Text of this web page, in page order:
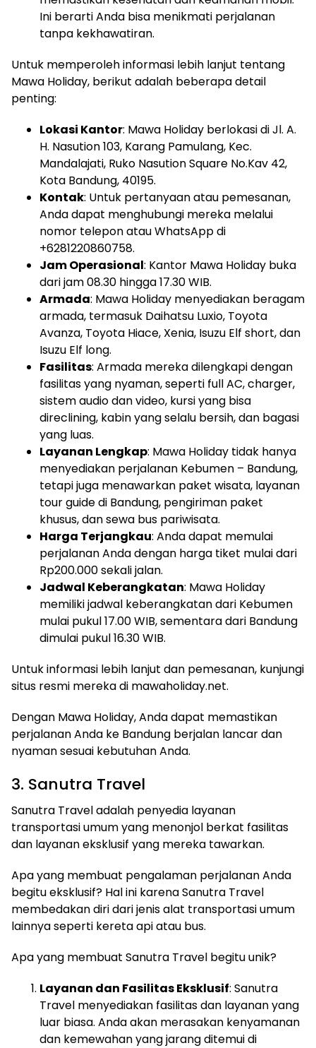
Ini berarti Anda bisa menikmati perjalanan
tanpa kekhawatiran.
Untuk memperoleh informasi lebih lanjut tentang
Mawa Holiday, berikut adalah beberapa detail
penting:
Lokasi Kantor: Mawa Holiday berlokasi di Jl. A.
H. Nasution 103, Karang Pamulang, Kec.
Mandalajati, Ruko Nasution Square No.Kav 42,
Kota Bandung, 40195.
Kontak: Untuk pertanyaan atau pemesanan,
Anda dapat menghubungi mereka melalui
nomor telepon atau WhatsApp di
+6281220860758.
Jam Operasional: Kantor Mawa Holiday buka
dari jam 08.30 hingga 17.30 WIB.
Armada: Mawa Holiday menyediakan beragam
armada, termasuk Daihatsu Luxio, Toyota
Avanza, Toyota Hiace, Xenia, Isuzu Elf short, dan
Isuzu Elf long.
Fasilitas: Armada mereka dilengkapi dengan
fasilitas yang nyaman, seperti full AC, charger,
sistem audio dan video, kursi yang bisa
direclining, kabin yang selalu bersih, dan bagasi
yang luas.
Layanan Lengkap: Mawa Holiday tidak hanya
menyediakan perjalanan Kebumen – Bandung,
tetapi juga menawarkan paket wisata, layanan
tour guide di Bandung, pengiriman paket
khusus, dan sewa bus pariwisata.
Harga Terjangkau: Anda dapat memulai
perjalanan Anda dengan harga tiket mulai dari
Rp200.000 sekali jalan.
Jadwal Keberangkatan: Mawa Holiday
memiliki jadwal keberangkatan dari Kebumen
mulai pukul 17.00 WIB, sementara dari Bandung
dimulai pukul 16.30 WIB.
Untuk informasi lebih lanjut dan pemesanan, kunjungi
situs resmi mereka di mawaholiday.net.
Dengan Mawa Holiday, Anda dapat memastikan
perjalanan Anda ke Bandung berjalan lancar dan
nyaman sesuai kebutuhan Anda.
3. Sanutra Travel
Sanutra Travel adalah penyedia layanan
transportasi umum yang menonjol berkat fasilitas
dan layanan eksklusif yang mereka tawarkan.
Apa yang membuat pengalaman perjalanan Anda
begitu eksklusif? Hal ini karena Sanutra Travel
membedakan diri dari jenis alat transportasi umum
lainnya seperti kereta api atau bus.
Apa yang membuat Sanutra Travel begitu unik?
Layanan dan Fasilitas Eksklusif: Sanutra
Travel menyediakan fasilitas dan layanan yang
luar biasa. Anda akan merasakan kenyamanan
dan kemewahan yang jarang ditemui di